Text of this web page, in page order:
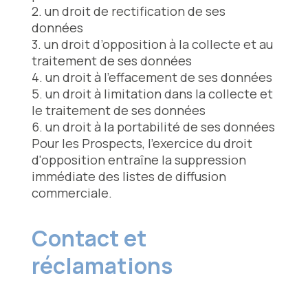
2. un droit de rectification de ses
données
3. un droit d’opposition à la collecte et au
traitement de ses données
4. un droit à l’effacement de ses données
5. un droit à limitation dans la collecte et
le traitement de ses données
6. un droit à la portabilité de ses données
Pour les Prospects, l'exercice du droit
d'opposition entraîne la suppression
immédiate des listes de diffusion
commerciale.
Contact et
réclamations